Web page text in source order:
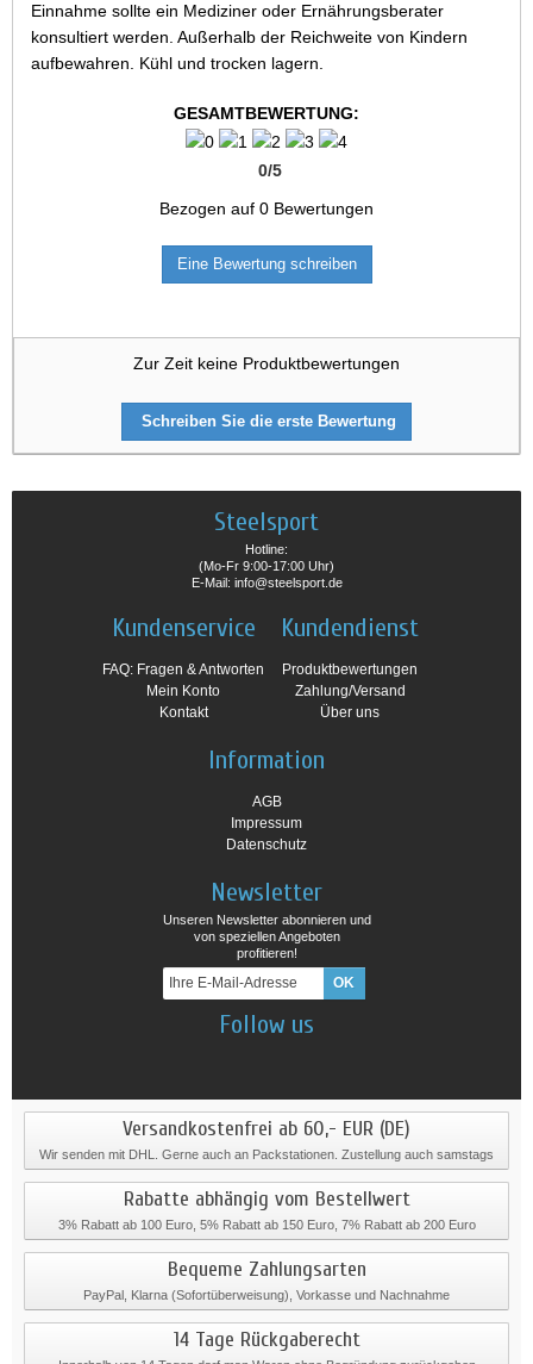
Einnahme sollte ein Mediziner oder Ernährungsberater
konsultiert werden. Außerhalb der Reichweite von Kindern
aufbewahren. Kühl und trocken lagern.
GESAMTBEWERTUNG:
0/5
Bezogen auf 0 Bewertungen
Eine Bewertung schreiben
Zur Zeit keine Produktbewertungen
Schreiben Sie die erste Bewertung
Steelsport
Hotline:
(Mo-Fr 9:00-17:00 Uhr)
E-Mail: info@steelsport.de
Kundenservice
FAQ: Fragen & Antworten
Mein Konto
Kontakt
Kundendienst
Produktbewertungen
Zahlung/Versand
Über uns
Information
AGB
Impressum
Datenschutz
Newsletter
Unseren Newsletter abonnieren und
von speziellen Angeboten
profitieren!
Follow us
Versandkostenfrei ab 60,- EUR (DE)
Wir senden mit DHL. Gerne auch an Packstationen. Zustellung auch samstags
Rabatte abhängig vom Bestellwert
3% Rabatt ab 100 Euro, 5% Rabatt ab 150 Euro, 7% Rabatt ab 200 Euro
Bequeme Zahlungsarten
PayPal, Klarna (Sofortüberweisung), Vorkasse und Nachnahme
14 Tage Rückgaberecht